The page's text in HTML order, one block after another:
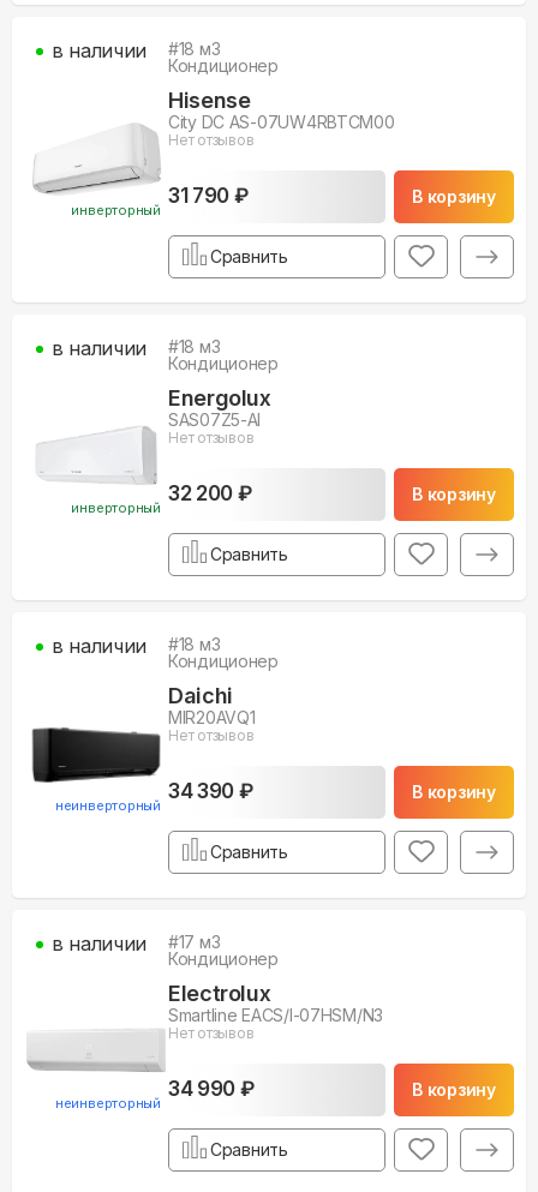
инверторный
#18 м3
Кондиционер
Hisense
City DC AS-07UW4RBTCM00
Нет отзывов
31 790 ₽ В корзину
в наличии
Сравнить
инверторный
#18 м3
Кондиционер
Energolux
SAS07Z5-AI
Нет отзывов
32 200 ₽ В корзину
в наличии
Сравнить
неинверторный
#18 м3
Кондиционер
Daichi
MIR20AVQ1
Нет отзывов
34 390 ₽ В корзину
в наличии
Сравнить
неинверторный
#17 м3
Кондиционер
Electrolux
Smartline EACS/I-07HSM/N3
Нет отзывов
34 990 ₽ В корзину
в наличии
Сравнить